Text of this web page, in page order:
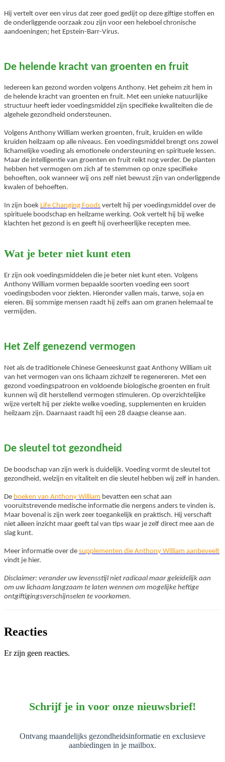
Hij vertelt over een virus dat zeer goed gedijt op deze giftige stoffen en
de onderliggende oorzaak zou zijn voor een heleboel chronische
aandoeningen; het Epstein-Barr-Virus.
De helende kracht van groenten en fruit
Iedereen kan gezond worden volgens Anthony. Het geheim zit hem in
de helende kracht van groenten en fruit. Met een unieke natuurlijke
structuur heeft ieder voedingsmiddel zijn specifieke kwaliteiten die de
algehele gezondheid ondersteunen.
Volgens Anthony William werken groenten, fruit, kruiden en wilde
kruiden heilzaam op alle niveaus. Een voedingsmiddel brengt ons zowel
lichamelijke voeding als emotionele ondersteuning en spirituele lessen.
Maar de intelligentie van groenten en fruit reikt nog verder. De planten
hebben het vermogen om zich af te stemmen op onze specifieke
behoeften, ook wanneer wij ons zelf niet bewust zijn van onderliggende
kwalen of behoeften.
In zijn boek Life Changing Foods vertelt hij per voedingsmiddel over de
spirituele boodschap en heilzame werking. Ook vertelt hij bij welke
klachten het gezond is en geeft hij overheerlijke recepten mee.
Wat je beter niet kunt eten
Er zijn ook voedingsmiddelen die je beter niet kunt eten. Volgens
Anthony William vormen bepaalde soorten voeding een soort
voedingsboden voor ziekten. Hieronder vallen mais, tarwe, soja en
eieren. Bij sommige mensen raadt hij zelfs aan om granen helemaal te
vermijden.
Het Zelf genezend vermogen
Net als de traditionele Chinese Geneeskunst gaat Anthony William uit
van het vermogen van ons lichaam zichzelf te regenereren. Met een
gezond voedingspatroon en voldoende biologische groenten en fruit
kunnen wij dit herstellend vermogen stimuleren. Op overzichtelijke
wijze vertelt hij per ziekte welke voeding, supplementen en kruiden
heilzaam zijn. Daarnaast raadt hij een 28 daagse cleanse aan.
De sleutel tot gezondheid
De boodschap van zijn werk is duidelijk. Voeding vormt de sleutel tot
gezondheid, welzijn en vitaliteit en die sleutel hebben wij zelf in handen.
De boeken van Anthony William bevatten een schat aan
vooruitstrevende medische informatie die nergens anders te vinden is.
Maar bovenal is zijn werk zeer toegankelijk en praktisch. Hij verschaft
niet alleen inzicht maar geeft tal van tips waar je zelf direct mee aan de
slag kunt.
Meer informatie over de supplementen die Anthony William aanbeveelt
vindt je hier.
Disclaimer: verander uw levensstijl niet radicaal maar geleidelijk aan
om uw lichaam langzaam te laten wennen om mogelijke heftige
ontgiftigingsverschijnselen te voorkomen.
Reacties
Er zijn geen reacties.
Schrijf je in voor onze nieuwsbrief!
Ontvang maandelijks gezondheidsinformatie en exclusieve
aanbiedingen in je mailbox.